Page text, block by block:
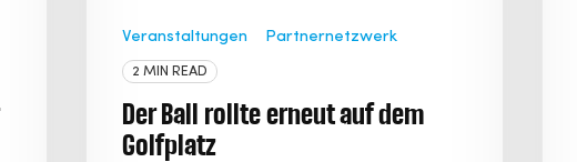
Veranstaltungen Partnernetzwerk
2 MIN READ
Der Ball rollte erneut auf dem
Golfplatz